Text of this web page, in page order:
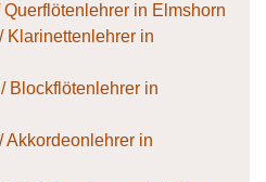
in Elmshorn
Klarinettenlehrer in
Blockflötenlehrer in
Akkordeonlehrer in